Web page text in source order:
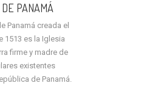
DE PANAMÁ
Panamá creada el
1513 es la Iglesia
firme y madre de
existentes
de Panamá.